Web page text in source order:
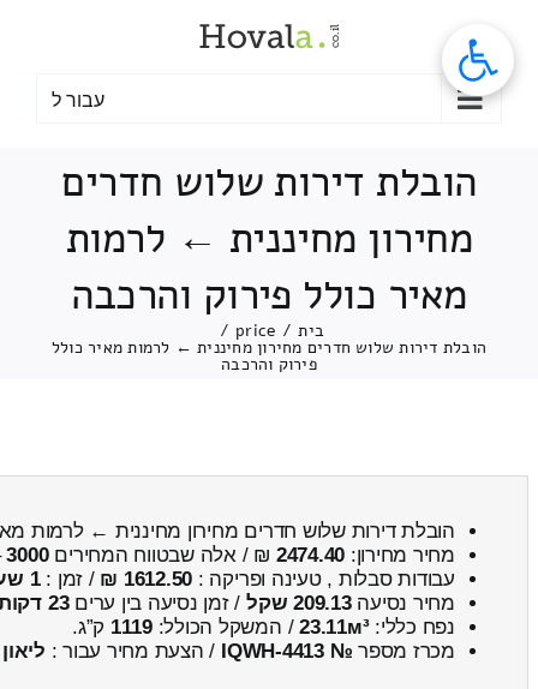
עבור ל
הובלת דירות שלוש חדרים
מחירון מחיננית ← לרמות
מאיר כולל פירוק והרכבה
בית /
price
/
הובלת דירות שלוש חדרים מחירון מחיננית ← לרמות מאיר כולל
פירוק והרכבה
הובלת דירות שלוש חדרים מחירון מחיננית ← לרמות
מחיר מחירון: 2474.40 ₪ / אלה שבטווח המחירים3000
עבודות סבלות , טעינה ופריקה : 1612.50 ₪ / זמן :1 שעות 17 דקות
מחיר נסיעה209.13 שקל / זמן נסיעה בין ערים23 דקות
נפח כללי:23.11м³/ המשקל הכולל:1119 ק”ג.
מכרז מספר № IQWH-4413 / הצעת מחיר עבור : ליאון